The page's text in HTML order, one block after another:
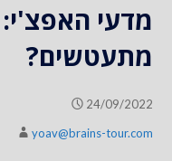
מדעי
מתעטשים?
24/09/2022
yoav@brains-tour.com